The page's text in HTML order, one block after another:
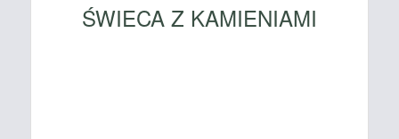
ŚWIECA Z KAMIENIAMI